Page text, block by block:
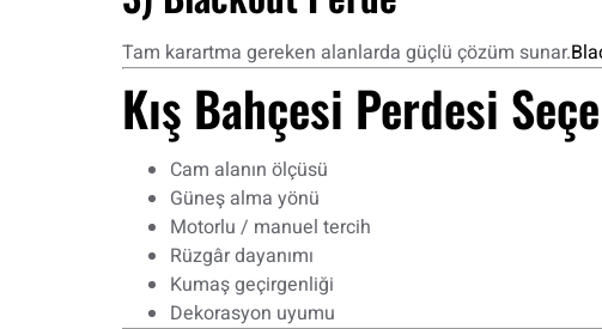
Tam karartma gereken alanlarda güçlü çözüm sunar.
Kış Bahçesi Perdesi
Cam alanın ölçüsü
Güneş alma yönü
Motorlu / manuel tercih
Rüzgâr dayanımı
Kumaş geçirgenliği
Dekorasyon uyumu